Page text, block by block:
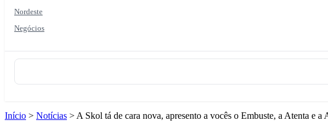
Nordeste
Negócios
Início > Notícias > A Skol tá de cara nova, apresento a vocês o Embuste, a Atenta e a